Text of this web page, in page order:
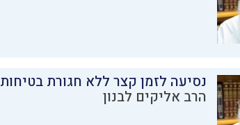
נסיעה לזמן קצר ללא חגורת בטיחות
הרב אליקים לבנון